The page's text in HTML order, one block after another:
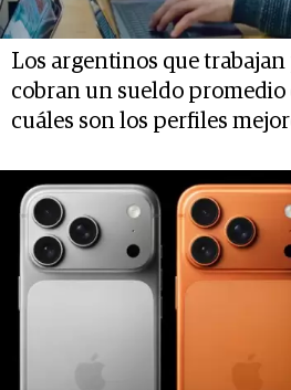
Los argentinos que
cobran un sueldo promedio
cuáles son los perfiles